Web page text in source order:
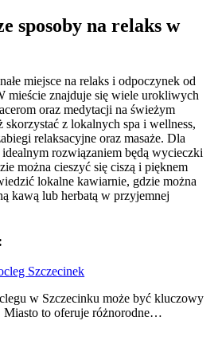
sposoby na relaks w
miejsce na relaks i odpoczynek od
mieście znajduje się wiele urokliwych
oraz medytacji na świeżym
z lokalnych spa i wellness,
relaksacyjne oraz masaże. Dla
rozwiązaniem będą wycieczki
można cieszyć się ciszą i pięknem
lokalne kawiarnie, gdzie można
kawą lub herbatą w przyjemnej
Szczecinek
w Szczecinku może być kluczowy
Miasto to oferuje różnorodne…